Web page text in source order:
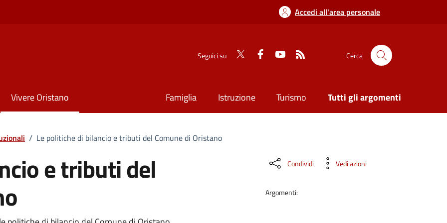
Accedi all'area personale
Seguici su Cerca
Vivere Oristano Famiglia Istruzione Turismo Tutti gli argomenti
/ Le politiche di bilancio e tributi del Comune di Oristano
e tributi del Condividi Vedi azioni
Argomenti: